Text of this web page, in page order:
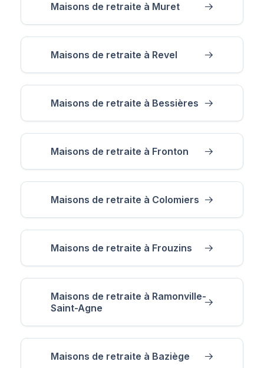
Maisons de retraite à Muret
Maisons de retraite à Revel
Maisons de retraite à Bessières
Maisons de retraite à Fronton
Maisons de retraite à Colomiers
Maisons de retraite à Frouzins
Maisons de retraite à Ramonville-
Saint-Agne
Maisons de retraite à Baziège